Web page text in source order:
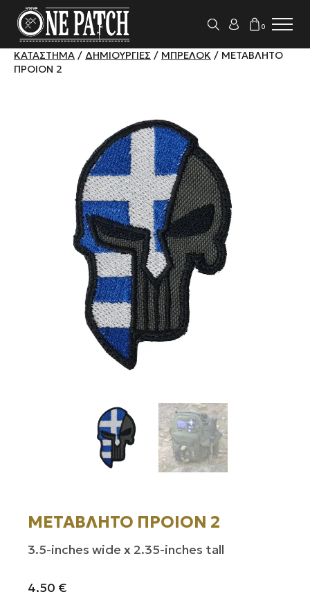
0
ΚΑΤΆΣΤΗΜΑ / ΔΗΜΙΟΥΡΓΊΕΣ / ΜΠΡΕΛΌΚ / ΜΕΤΑΒΛΗΤΟ
ΠΡΟΙΟΝ 2
ΜΕΤΑΒΛΗΤΟ ΠΡΟΙΟΝ 2
3.5-inches wide x 2.35-inches tall
4,50 €